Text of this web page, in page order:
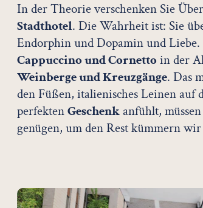
In der Theorie verschenken Sie
Stadthotel. Die Wahrheit ist: Sie
Endorphin und Dopamin und Liebe.
Cappuccino und Cornettoin der
Weinberge und Kreuzgänge. Das
den Füßen, italienisches Leinen auf
perfektenGeschenkanfühlt,
genügen, um den Rest kümmern